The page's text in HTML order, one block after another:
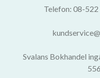
Telefon: 08-
Svalans Bokhandel